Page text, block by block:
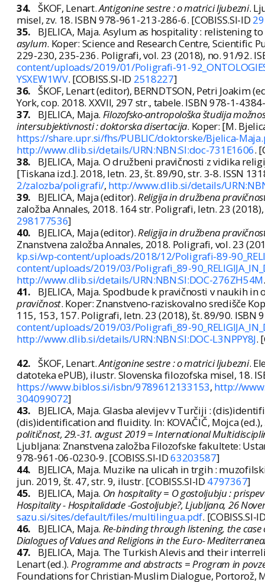
34. ŠKOF, Lenart.Antigonine sestre : o matrici ljubezni.
misel, zv. 18. ISBN 978-961-213-286-6. [COBISS.SI-ID
35.
BJELICA, Maja. Asylum as hospitality : relistening
asylum. Koper: Science and Research Centre, Scientific
229-230, 235-236. Poligrafi, vol. 23 (2018), no. 91/92.
content/uploads/2019/01/Poligrafi-91-
YSXEW1WV. [COBISS.SI-ID 2518227]
36. ŠKOF, Lenart (editor), BERNDTSON, Petri Joakim
York, cop. 2018. XXVII, 297 str., tabele. ISBN 978-1-
37.
BJELICA, Maja. Filozofsko-antropološka študija
intersubjektivnosti : doktorska disertacija. Koper: [M.
https://share.upr.si/fhs/PUBLIC/doktorske/Bjelica-
http://www.dlib.si/details/URN:NBN:SI:doc-731E1606.
38.
BJELICA, Maja. O družbeni pravičnosti z vidika
[Tiskana izd.]. 2018, letn. 23, št. 89/90, str. 3-8. ISSN
2/zalozba/poligrafi/, http://www.dlib.si/details/
39.
BJELICA, Maja (editor).Religija in družbena
založba Annales, 2018. 164 str. Poligrafi, letn. 23
298177536]
40.
BJELICA, Maja (editor).Religija in družbena
Znanstvena založba Annales, 2018. Poligrafi, vol. 23
kp.si/wp-content/uploads/2018/12/Poligrafi-89-
content/uploads/2019/03/Poligrafi_89-
http://www.dlib.si/details/URN:NBN:SI:DOC-276ZH54M
41.
BJELICA, Maja. Spodbude k pravičnosti v naukih
pravičnost. Koper: Znanstveno-raziskovalno središče
115, 153, 157. Poligrafi, letn. 23 (2018), št. 89/90.
content/uploads/2019/03/Poligrafi_89-
http://www.dlib.si/details/URN:NBN:SI:DOC-L3NPPY8J.
42. ŠKOF, Lenart.Antigonine sestre : o matrici ljubezni.
datoteka ePUB), ilustr. Slovenska filozofska misel, 18.
https://www.biblos.si/isbn/9789612133153, http://
304099072]
43.
BJELICA, Maja. Glasba alevijev v Turčiji :
(dis)identification and fluidity. In: KOVAČIČ, Mojca (ed.),
političnost, 29.-31. avgust 2019 = International
Ljubljana: Znanstvena založba Filozofske fakultete:
978-961-06-0230-9. [COBISS.SI-ID63203587]
44.
BJELICA, Maja. Muzike na ulicah in trgih :
jun. 2019, št. 47, str. 9, ilustr. [COBISS.SI-ID 4797367]
45.
BJELICA, Maja. On hospitality = O gostoljubju :
Hospitality - Hospitalidade -Gostoljubje?, Ljubljana, 26
sazu.si/sites/default/files/multilingua.pdf. [COBISS.SI-
46.
BJELICA, Maja. Re-binding through listening, the case
Dialogues of Values and Religions in the Euro-
47.
BJELICA, Maja. The Turkish Alevis and their
Lenart (ed.). Programme and abstracts = Program in
Foundations for Christian-Muslim Dialogue, Portorož,